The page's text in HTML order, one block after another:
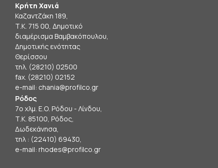
Κρήτη Χανιά
Καζαντζάκη 189,
Τ.Κ. 715 00, Δημοτικό
διαμέρισμα Βαμβακόπουλου,
Δημοτικής ενότητας
Θερίσσου
τηλ. (28210) 02500
fax. (28210) 02152
e-mail: chania@profilco.gr
Ρόδος
7ο χλμ. Ε.Ο. Ρόδου - Λίνδου,
Τ.Κ. 85100, Ρόδος,
Δωδεκάνησα,
τηλ : (22410) 69430,
e-mail: rhodes@profilco.gr